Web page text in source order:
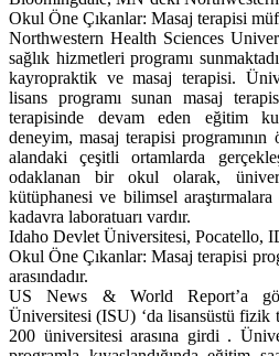
Okul Öne Çıkanlar: Masaj terapisi
Northwestern Health Sciences
sağlık hizmetleri programı
kayropraktik ve masaj terapisi.
lisans programı sunan masaj
terapisinde devam eden eğitim
deneyim, masaj terapisi programının
alandaki çeşitli ortamlarda
odaklanan bir okul olarak,
kütüphanesi ve bilimsel
kadavra laboratuarı vardır.
Idaho Devlet Üniversitesi, Pocatello,
Okul Öne Çıkanlar: Masaj terapisi
arasındadır.
US News & World Report’a
Üniversitesi (ISU) ‘da lisansüstü fizik
200 üniversitesi arasına girdi .